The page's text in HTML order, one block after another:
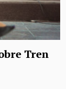
Tren